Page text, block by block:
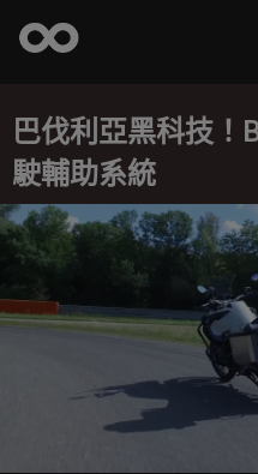
巴伐利亞黑科技
駛輔助系統